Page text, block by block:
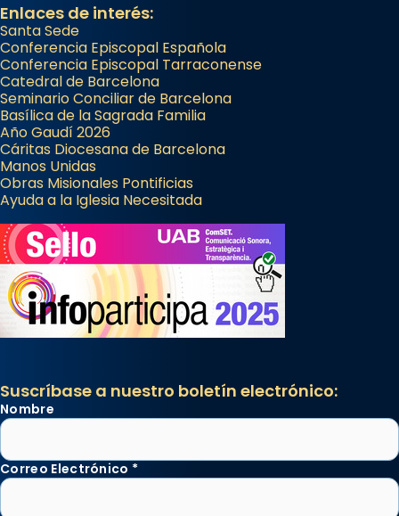
Enlaces de interés:
Santa Sede
Conferencia Episcopal Española
Conferencia Episcopal Tarraconense
Catedral de Barcelona
Seminario Conciliar de Barcelona
Basílica de la Sagrada Familia
Año Gaudí 2026
Cáritas Diocesana de Barcelona
Manos Unidas
Obras Misionales Pontificias
Ayuda a la Iglesia Necesitada
Suscríbase a nuestro boletín electrónico:
Nombre
Correo Electrónico *